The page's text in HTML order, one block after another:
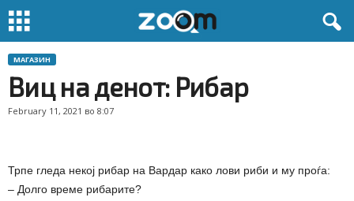
МАГАЗИН
Виц на денот: Рибар
February 11, 2021 во 8:07
Трпе гледа некој рибар на Вардар како лови риби и му проѓа:
– Долго време рибарите?